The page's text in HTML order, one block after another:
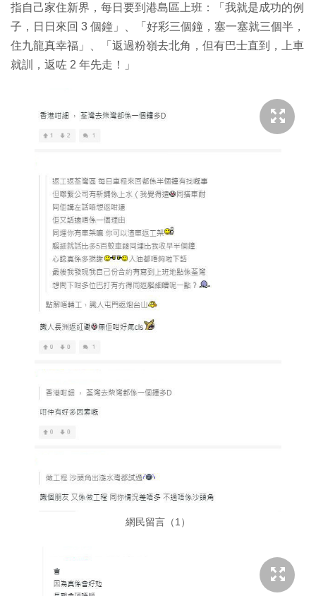
指自己家住新界，每日要到港島區上班：「我就是成功的例
子，日日來回 3 個鐘」、「好彩三個鐘，塞一塞就三個半，
住九龍真幸福」、「返過粉嶺去北角，但有巴士直到，上車
就訓，返咗 2 年先走！」
網民留言（1）